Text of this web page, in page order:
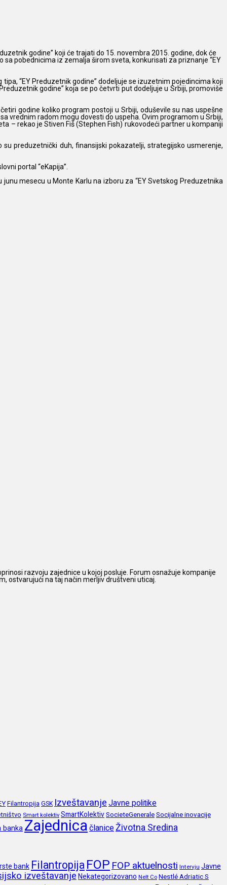
godine” koji će trajati do 15. novembra 2015. godine, dok će
pobednicima iz zemalja širom sveta, konkurisati za priznanje “EY
“EY Preduzetnik godine” dodeljuje se izuzetnim pojedincima koji
godine” koja se po četvrti put dodeljuje u Srbiji, promoviše
godine koliko program postoji u Srbiji, oduševile su nas uspešne
vrednim radom mogu dovesti do uspeha. Ovim programom u Srbiji,
– rekao je Stiven Fiš (Stephen Fish) rukovodeći partner u kompaniji
preduzetnički duh, finansijski pokazatelji, strategijsko usmerenje,
portal “eKapija”.
mesecu u Monte Karlu na izboru za “EY Svetskog Preduzetnika
razvoju zajednice u kojoj posluje. Forum osnažuje kompanije
ostvarujući na taj način merljiv društveni uticaj.
Filantropija GSK Izveštavanje Javne politike
Smart kolektiv SmartKolektivSocieteGeneraleSocijalne inovacije
banka Zajednica članiceŽivotna Sredina
bank Filantropija FOP FOP aktuelnosti Intervju Javne
izveštavanje Nekategorizovano Nelt Co Nestlé Adriatic S